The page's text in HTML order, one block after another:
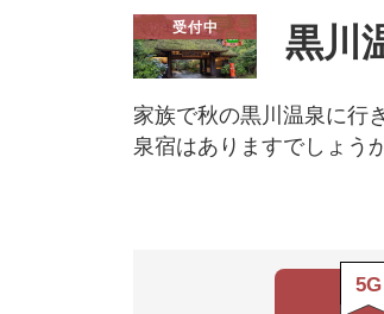
受付中 黒川
家族で秋の黒川温泉に行
泉宿はありますでしょう
5G